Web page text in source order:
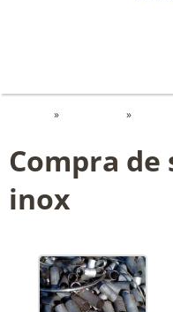
» »
Compra de
inox